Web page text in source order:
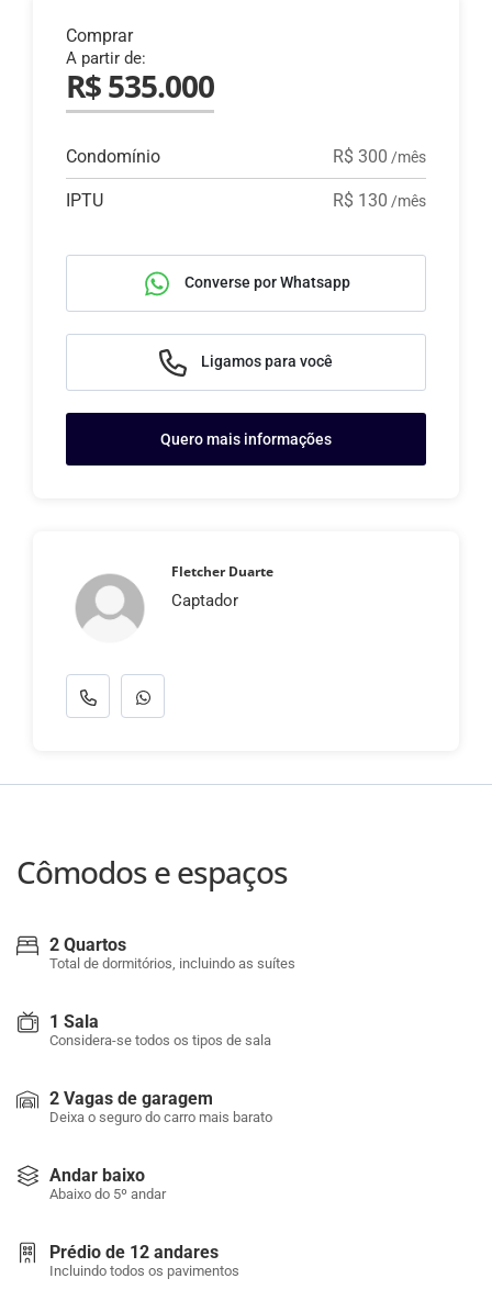
Comprar
A partir de:
R$ 535.000
Condomínio R$ 300 /mês
IPTU R$ 130 /mês
Converse por Whatsapp
Ligamos para você
Quero mais informações
Fletcher Duarte
Captador
Cômodos e espaços
2 Quartos
Total de dormitórios, incluindo as suítes
1 Sala
Considera-se todos os tipos de sala
2 Vagas de garagem
Deixa o seguro do carro mais barato
Andar baixo
Abaixo do 5º andar
Prédio de 12 andares
Incluindo todos os pavimentos